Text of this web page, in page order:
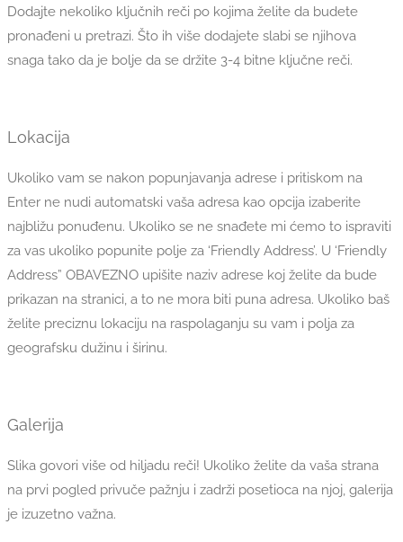
Dodajte nekoliko ključnih reči po kojima želite da budete
pronađeni u pretrazi. Što ih više dodajete slabi se njihova
snaga tako da je bolje da se držite 3-4 bitne ključne reči.
Lokacija
Ukoliko vam se nakon popunjavanja adrese i pritiskom na
Enter ne nudi automatski vaša adresa kao opcija izaberite
najbližu ponuđenu. Ukoliko se ne snađete mi ćemo to ispraviti
za vas ukoliko popunite polje za ‘Friendly Address’. U ‘Friendly
Address” OBAVEZNO upišite naziv adrese koj želite da bude
prikazan na stranici, a to ne mora biti puna adresa. Ukoliko baš
želite preciznu lokaciju na raspolaganju su vam i polja za
geografsku dužinu i širinu.
Galerija
Slika govori više od hiljadu reči! Ukoliko želite da vaša strana
na prvi pogled privuče pažnju i zadrži posetioca na njoj, galerija
je izuzetno važna.